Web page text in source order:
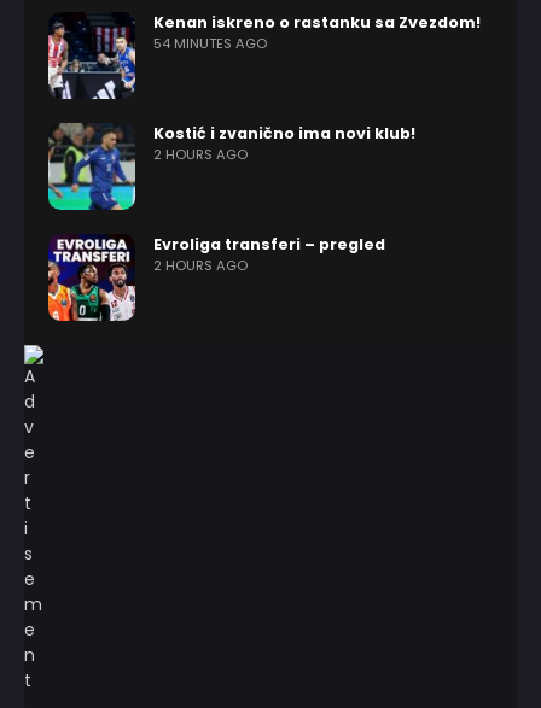
Kenan iskreno o rastanku sa Zvezdom!
54 MINUTES AGO
Kostić i zvanično ima novi klub!
2 HOURS AGO
Evroliga transferi – pregled
2 HOURS AGO